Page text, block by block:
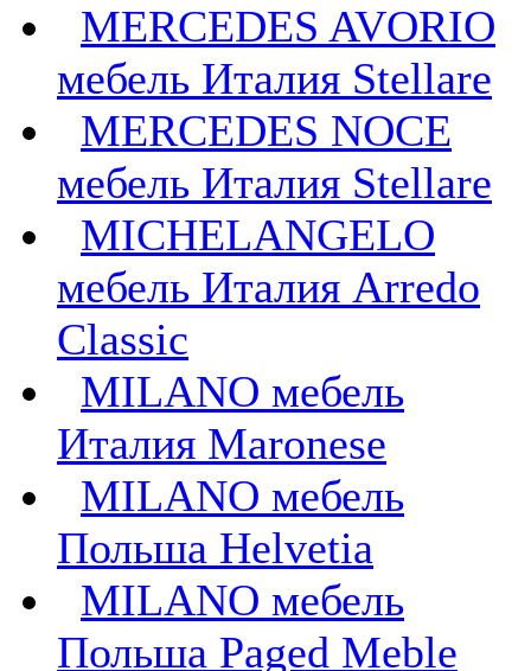
MERCEDES AVORIO
мебель Италия Stellare
MERCEDES NOCE
мебель Италия Stellare
MICHELANGELO
мебель Италия Arredo
Classic
MILANO мебель
Италия Maronese
MILANO мебель
Польша Helvetia
MILANO мебель
Польша Paged Meble